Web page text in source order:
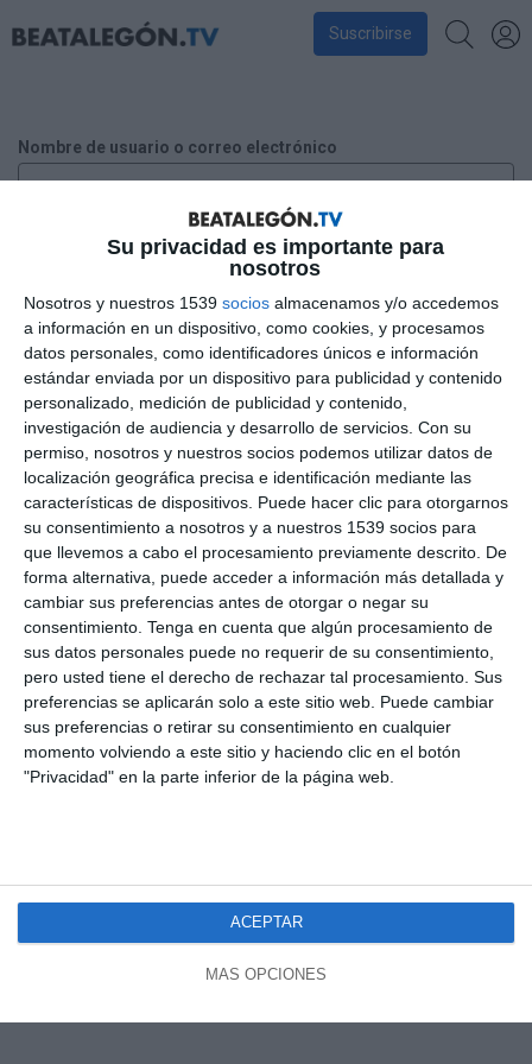
Su privacidad es importante para
nosotros
Nosotros y nuestros 1539 socios almacenamos y/o accedemos
a información en un dispositivo, como cookies, y procesamos
datos personales, como identificadores únicos e información
estándar enviada por un dispositivo para publicidad y contenido
personalizado, medición de publicidad y contenido,
investigación de audiencia y desarrollo de servicios. Con su
permiso, nosotros y nuestros socios podemos utilizar datos de
localización geográfica precisa e identificación mediante las
características de dispositivos. Puede hacer clic para otorgarnos
su consentimiento a nosotros y a nuestros 1539 socios para
que llevemos a cabo el procesamiento previamente descrito. De
forma alternativa, puede acceder a información más detallada y
cambiar sus preferencias antes de otorgar o negar su
consentimiento. Tenga en cuenta que algún procesamiento de
sus datos personales puede no requerir de su consentimiento,
pero usted tiene el derecho de rechazar tal procesamiento. Sus
preferencias se aplicarán solo a este sitio web. Puede cambiar
sus preferencias o retirar su consentimiento en cualquier
momento volviendo a este sitio y haciendo clic en el botón
"Privacidad" en la parte inferior de la página web.
MÁS OPCIONES
ACEPTAR
Suscribirse
Nombre de usuario o correo electrónico
Contraseña
Recuérdame
¿Has perdido tu contraseña?